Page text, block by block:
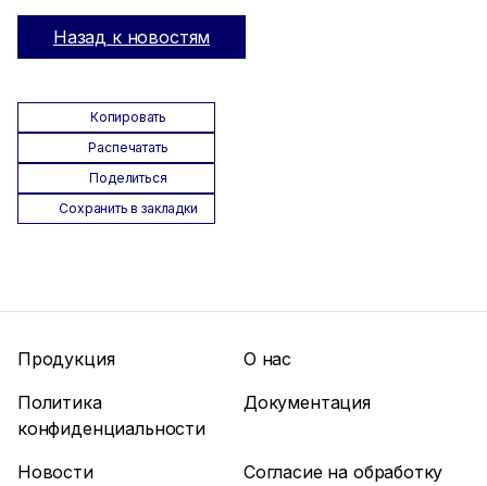
Назад к новостям
Копировать
Распечатать
Поделиться
Сохранить в закладки
Продукция
О нас
Политика
конфиденциальности
Документация
Новости Согласие на обработку